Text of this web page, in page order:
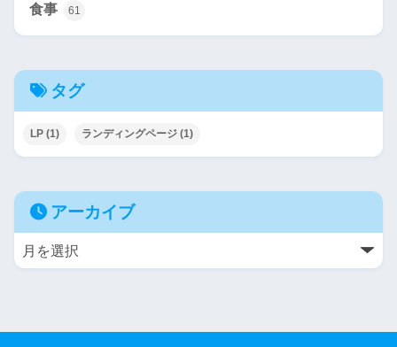
食事 61
タグ
LP (1) ランディングページ (1)
アーカイブ